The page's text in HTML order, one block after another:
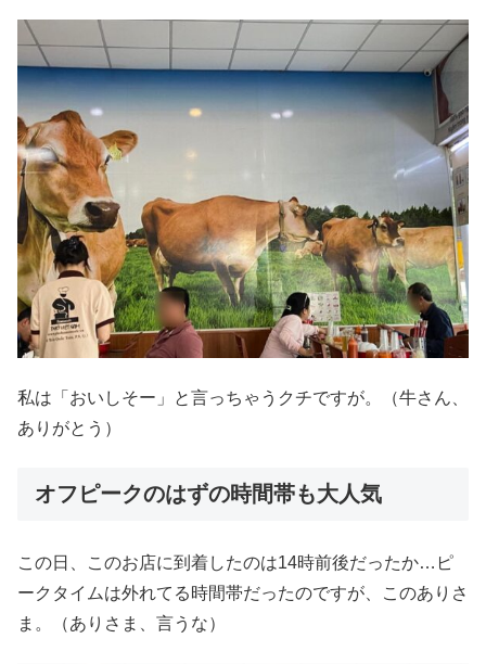
私は「おいしそー」と言っちゃうクチですが。（牛さん、
ありがとう）
オフピークのはずの時間帯も大人気
この日、このお店に到着したのは14時前後だったか…ピ
ークタイムは外れてる時間帯だったのですが、このありさ
ま。（ありさま、言うな）